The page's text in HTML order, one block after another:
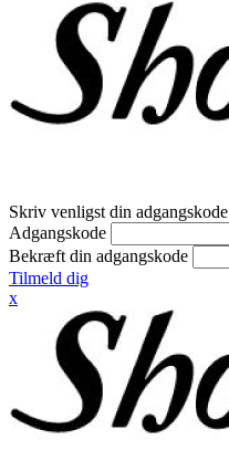
Skriv venligst din adgangskode
Adgangskode
Bekræft din adgangskode
Tilmeld dig
x